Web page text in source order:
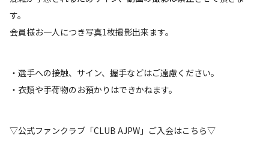
す。
会員様お一人につき写真1枚撮影出来ます。
・選手への接触、サイン、握手などはご遠慮ください。
・衣類や手荷物のお預かりはできかねます。
▽公式ファンクラブ「CLUB AJPW」ご入会はこちら▽